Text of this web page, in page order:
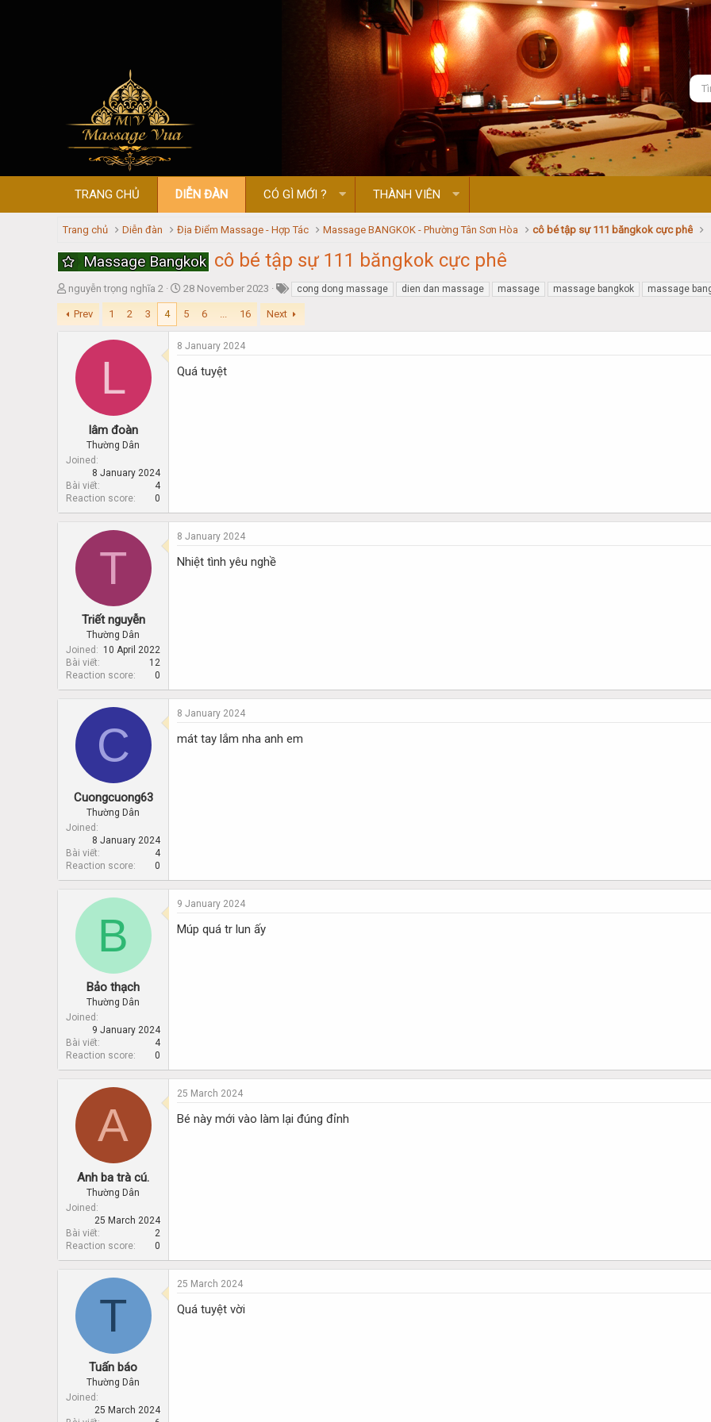
TRANG CHỦ DIỄN ĐÀN CÓ GÌ MỚI ? THÀNH VIÊN
Trang chủ Diễn đàn Địa Điểm Massage - Hợp Tác Massage BANGKOK - Phường Tân Sơn Hòa cô bé tập sự 111 băngkok cực phê
Massage Bangkok cô bé tập sự 111 băngkok cực phê
T
h
r
r
nguyễn trọng nghĩa 2
S
t
a
r
t
a
28 November 2023 cong dong massage dien dan massage massage massage bangkok massage
Prev 1 2 3 4 5 6 ... 16 Next
L
lâm đoàn
Thường Dân
Joined
8 January 2024
Bài viết
4
Reaction score
0
8 January 2024
Quá tuyệt
T
Triết nguyễn
Thường Dân
Joined
10 April 2022
Bài viết
12
Reaction score
0
8 January 2024
Nhiệt tình yêu nghề
C
Cuongcuong63
Thường Dân
Joined
8 January 2024
Bài viết
4
Reaction score
0
8 January 2024
mát tay lắm nha anh em
B
Bảo thạch
Thường Dân
Joined
9 January 2024
Bài viết
4
Reaction score
0
9 January 2024
Múp quá tr lun ấy
A
Anh ba trà cú.
Thường Dân
Joined
25 March 2024
Bài viết
2
Reaction score
0
25 March 2024
Bé này mới vào làm lại đúng đỉnh
T
Tuấn báo
Thường Dân
Joined
25 March 2024
25 March 2024
Quá tuyệt vời